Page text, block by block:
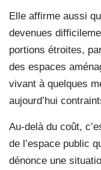
Elle affirme aussi
devenues
portions étroites,
des espaces
vivant à quelques
aujourd’hui
Au-delà du coût,
de l’espace public
dénonce une